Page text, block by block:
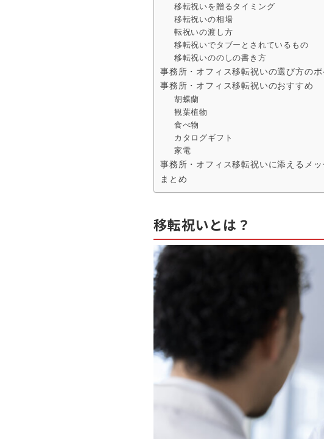
移転祝いを贈るタイミング
移転祝いの相場
転祝いの渡し方
移転祝いでタブーとされているもの
移転祝いののしの書き方
事務所・オフィス移転祝いの選び方のポ
事務所・オフィス移転祝いのおすすめ
胡蝶蘭
観葉植物
食べ物
カタログギフト
家電
事務所・オフィス移転祝いに添えるメ
まとめ
移転祝いとは？